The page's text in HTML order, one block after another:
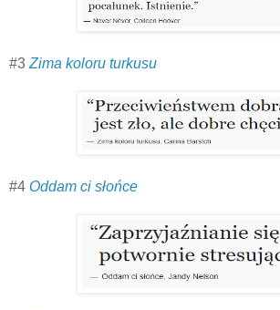
#3 Zima koloru turkusu
#4 Oddam ci słońce